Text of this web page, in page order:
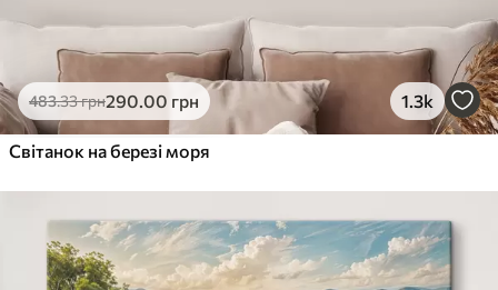
483.33грн290.00 грн 1.3k
Світанок на березі моря